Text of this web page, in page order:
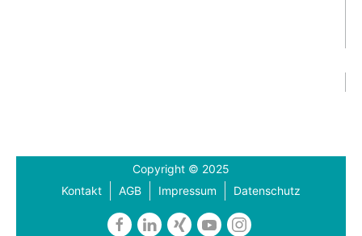
Copyright © 2025
Kontakt
AGB Impressum Datenschutz